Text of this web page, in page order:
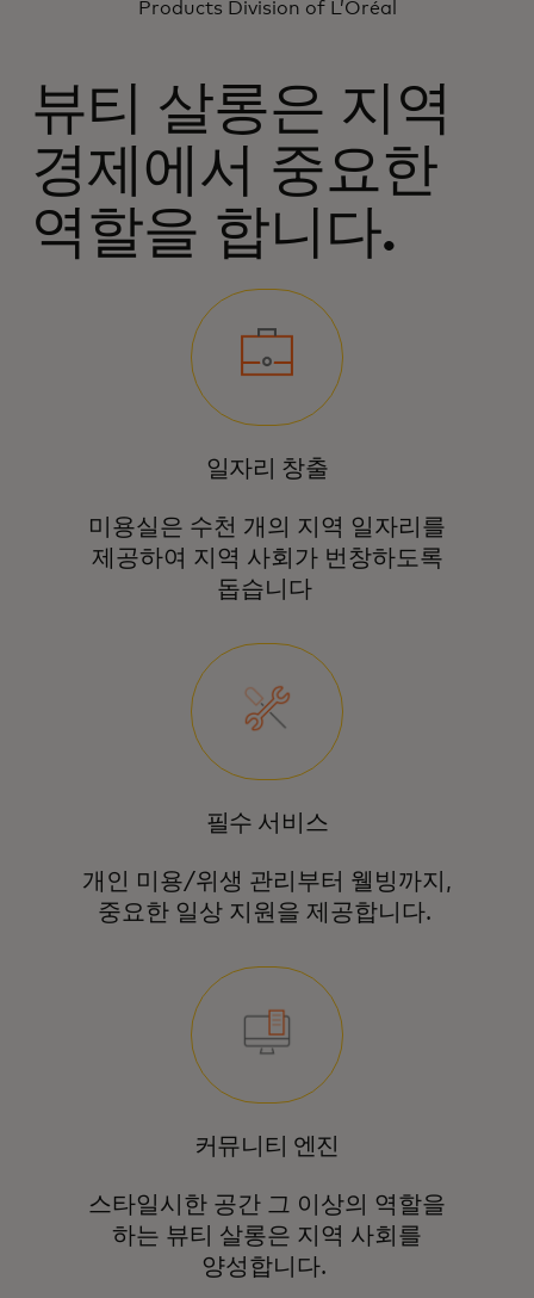
Products Division of L’Oréal
뷰티 살롱은 지역
경제에서 중요한
역할을 합니다.
일자리 창출
미용실은 수천 개의 지역 일자리를
제공하여 지역 사회가 번창하도록
돕습니다
필수 서비스
개인 미용/위생 관리부터 웰빙까지,
중요한 일상 지원을 제공합니다.
커뮤니티 엔진
스타일시한 공간 그 이상의 역할을
하는 뷰티 살롱은 지역 사회를
양성합니다.